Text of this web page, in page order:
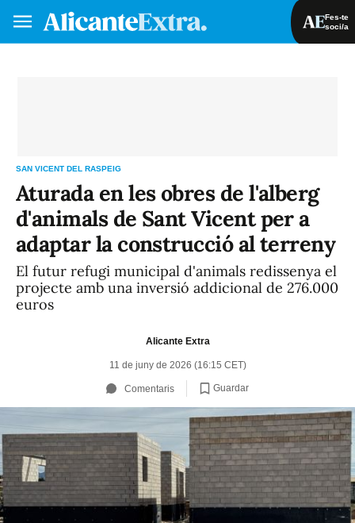
Fes-te
soci/a
SAN VICENT DEL RASPEIG
Aturada en les obres de l'alberg
d'animals de Sant Vicent per a
adaptar la construcció al terreny
El futur refugi municipal d'animals redissenya el
projecte amb una inversió addicional de 276.000
euros
Alicante Extra
11 de juny de 2026 (16:15 CET)
Comentaris Guardar